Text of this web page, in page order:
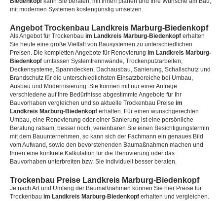
mit modernen Systemen kostengünstig umsetzen.
Angebot Trockenbau Landkreis Marburg-Biedenkopf
Als Angebot für Trockenbau im Landkreis Marburg-Biedenkopf erhalten
Sie heute eine große Vielfalt von Bausystemen zu unterschiedlichen
Preisen. Die kompletten Angebote für Renovierung im Landkreis Marburg-
Biedenkopf umfassen Systemtrennwände, Trockenputzarbeiten,
Deckensysteme, Spanndecken, Dachausbau, Sanierung, Schallschutz und
Brandschutz für die unterschiedlichsten Einsatzbereiche bei Umbau,
Ausbau und Modernisierung. Sie können mit nur einer Anfrage
verschiedene auf Ihre Bedürfnisse abgestimmte Angebote für Ihr
Bauvorhaben vergleichen und so aktuelle Trockenbau Preise im
Landkreis Marburg-Biedenkopf erhalten. Für einen wunschgerechten
Umbau, eine Renovierung oder einer Sanierung ist eine persönliche
Beratung ratsam, besser noch, vereinbaren Sie einen Besichtigungstermin
mit dem Bauunternehmen, so kann sich der Fachmann ein genaues Bild
vom Aufwand, sowie den bevorstehenden Baumaßnahmen machen und
Ihnen eine konkrete Kalkulation für die Renovierung oder das
Bauvorhaben unterbreiten bzw. Sie individuell besser beraten.
Trockenbau Preise Landkreis Marburg-Biedenkopf
Je nach Art und Umfang der Baumaßnahmen können Sie hier Preise für
Trockenbau im Landkreis Marburg-Biedenkopf erhalten und vergleichen.